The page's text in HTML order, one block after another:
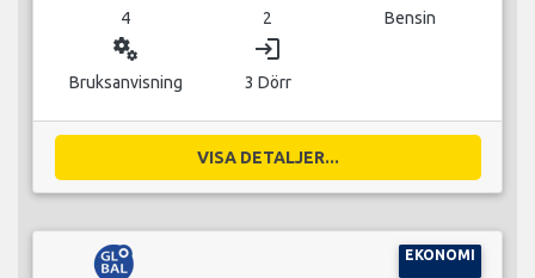
4 2 Bensin
miscellaneous_services
Bruksanvisning
login
3 Dörr
VISA DETALJER...
EKONOMI